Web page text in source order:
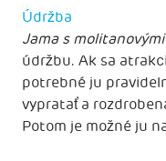
Údržba
Jama s
údržbu. Ak sa
potrebné ju
vypratať a
Potom je možné ju